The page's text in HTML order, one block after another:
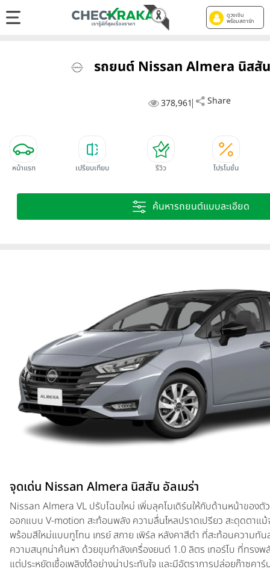
ดูวงเงิน
พร้อมสตาร์ท
รถยนต์ Nissan Almera นิสสัน
378,961 Share
หน้าแรก เปรียบเทียบ รีวิว โปรโมชั่น
ค้นหารถยนต์แบบละเอียด
จุดเด่น Nissan Almera นิสสัน อัลเมร่า
Nissan Almera VL ปรับโฉมใหม่ เพิ่มลุคโมเดิร์นให้กับด้านหน้าของ
ออกแบบ V-motion สะท้อนพลัง ความลื่นไหลปราดเปรียว สะดุดตาแม้
พร้อมสีใหม่แบบทูโทน เกรย์ สกาย เพิร์ล หลังคาสีดำ ที่สะท้อนความทั
ความสนุกน่าค้นหา ด้วยขุมกำลังเครื่องยนต์ 1.0 ลิตร เทอร์โบ ที่ทรงพลั
แต่ประหยัดเชื้อเพลิงได้อย่างน่าประทับใจ และมีอัตราการปล่อยก๊าซคาร์